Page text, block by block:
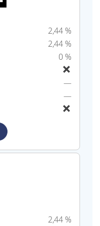
2,44 %
2,44 %
0 %
—
—
2,44 %